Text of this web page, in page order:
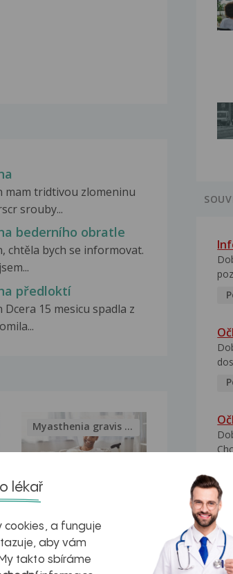
mam tridtivou zlomeninu
srouby...
bederního obratle
chtěla bych se informovat.
předloktí
Dcera 15 mesicu spadla z
Inovativní
léčba
Myasthenia gravis – vše, co...
lékař
cookies, a funguje
aby vám
takto sbíráme